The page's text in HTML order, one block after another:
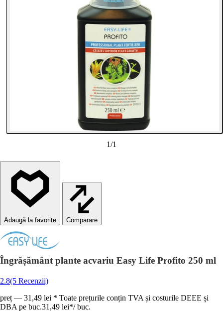
1/1
Comparare
Îngrășământ plante acvariu Easy Life Profito 250 ml
2.8(5 Recenzii)
preț — 31,49 lei * Toate prețurile conțin TVA și costurile DEEE și
DBA pe buc.31,49 lei*/ buc.